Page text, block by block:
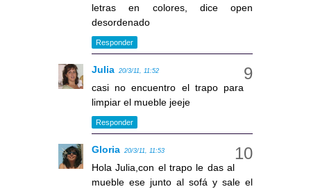
letras en colores, dice open
desordenado
Responder
Julia 20/3/11, 11:52
casi no encuentro el trapo para
limpiar el mueble jeeje
Responder
Gloria 20/3/11, 11:53
Hola Julia,con el trapo le das al
mueble ese junto al sofá y sale el